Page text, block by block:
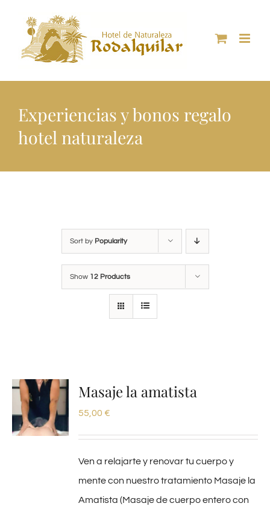
content
Experiencias y bonos regalo
hotel naturaleza
Sort by Popularity
Show 12 Products
Masaje la amatista
55,00 €
Ven a relajarte y renovar tu cuerpo y
mente con nuestro tratamiento Masaje la
Amatista (Masaje de cuerpo entero con